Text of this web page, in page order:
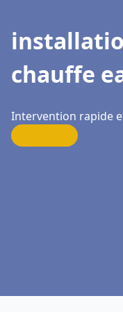
chauffe
Intervention rapide